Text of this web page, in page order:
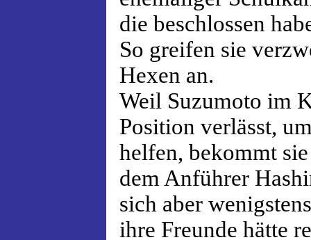
die beschlossen
So greifen sie
Hexen an.
Weil Suzumoto im
Position verlässt,
helfen, bekommt
dem Anführer
sich aber
ihre Freunde hätte